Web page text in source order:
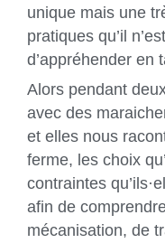
unique mais une
pratiques qu’il
d’appréhender en
Alors pendant
avec des
et elles nous
ferme, les choix
contraintes
afin de
mécanisation, de